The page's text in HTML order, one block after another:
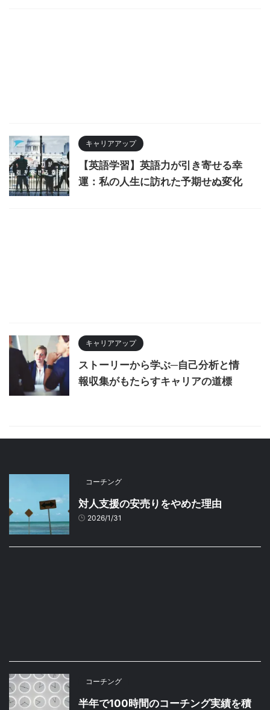
キャリアアップ
【英語学習】英語力が引き寄せる幸
運：私の人生に訪れた予期せぬ変化
キャリアアップ
ストーリーから学ぶ─自己分析と情
報収集がもたらすキャリアの道標
コーチング
対人支援の安売りをやめた理由
2026/1/31
コーチング
半年で100時間のコーチング実績を積